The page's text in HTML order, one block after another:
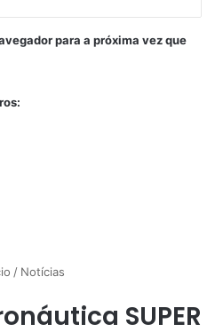
para a próxima vez que